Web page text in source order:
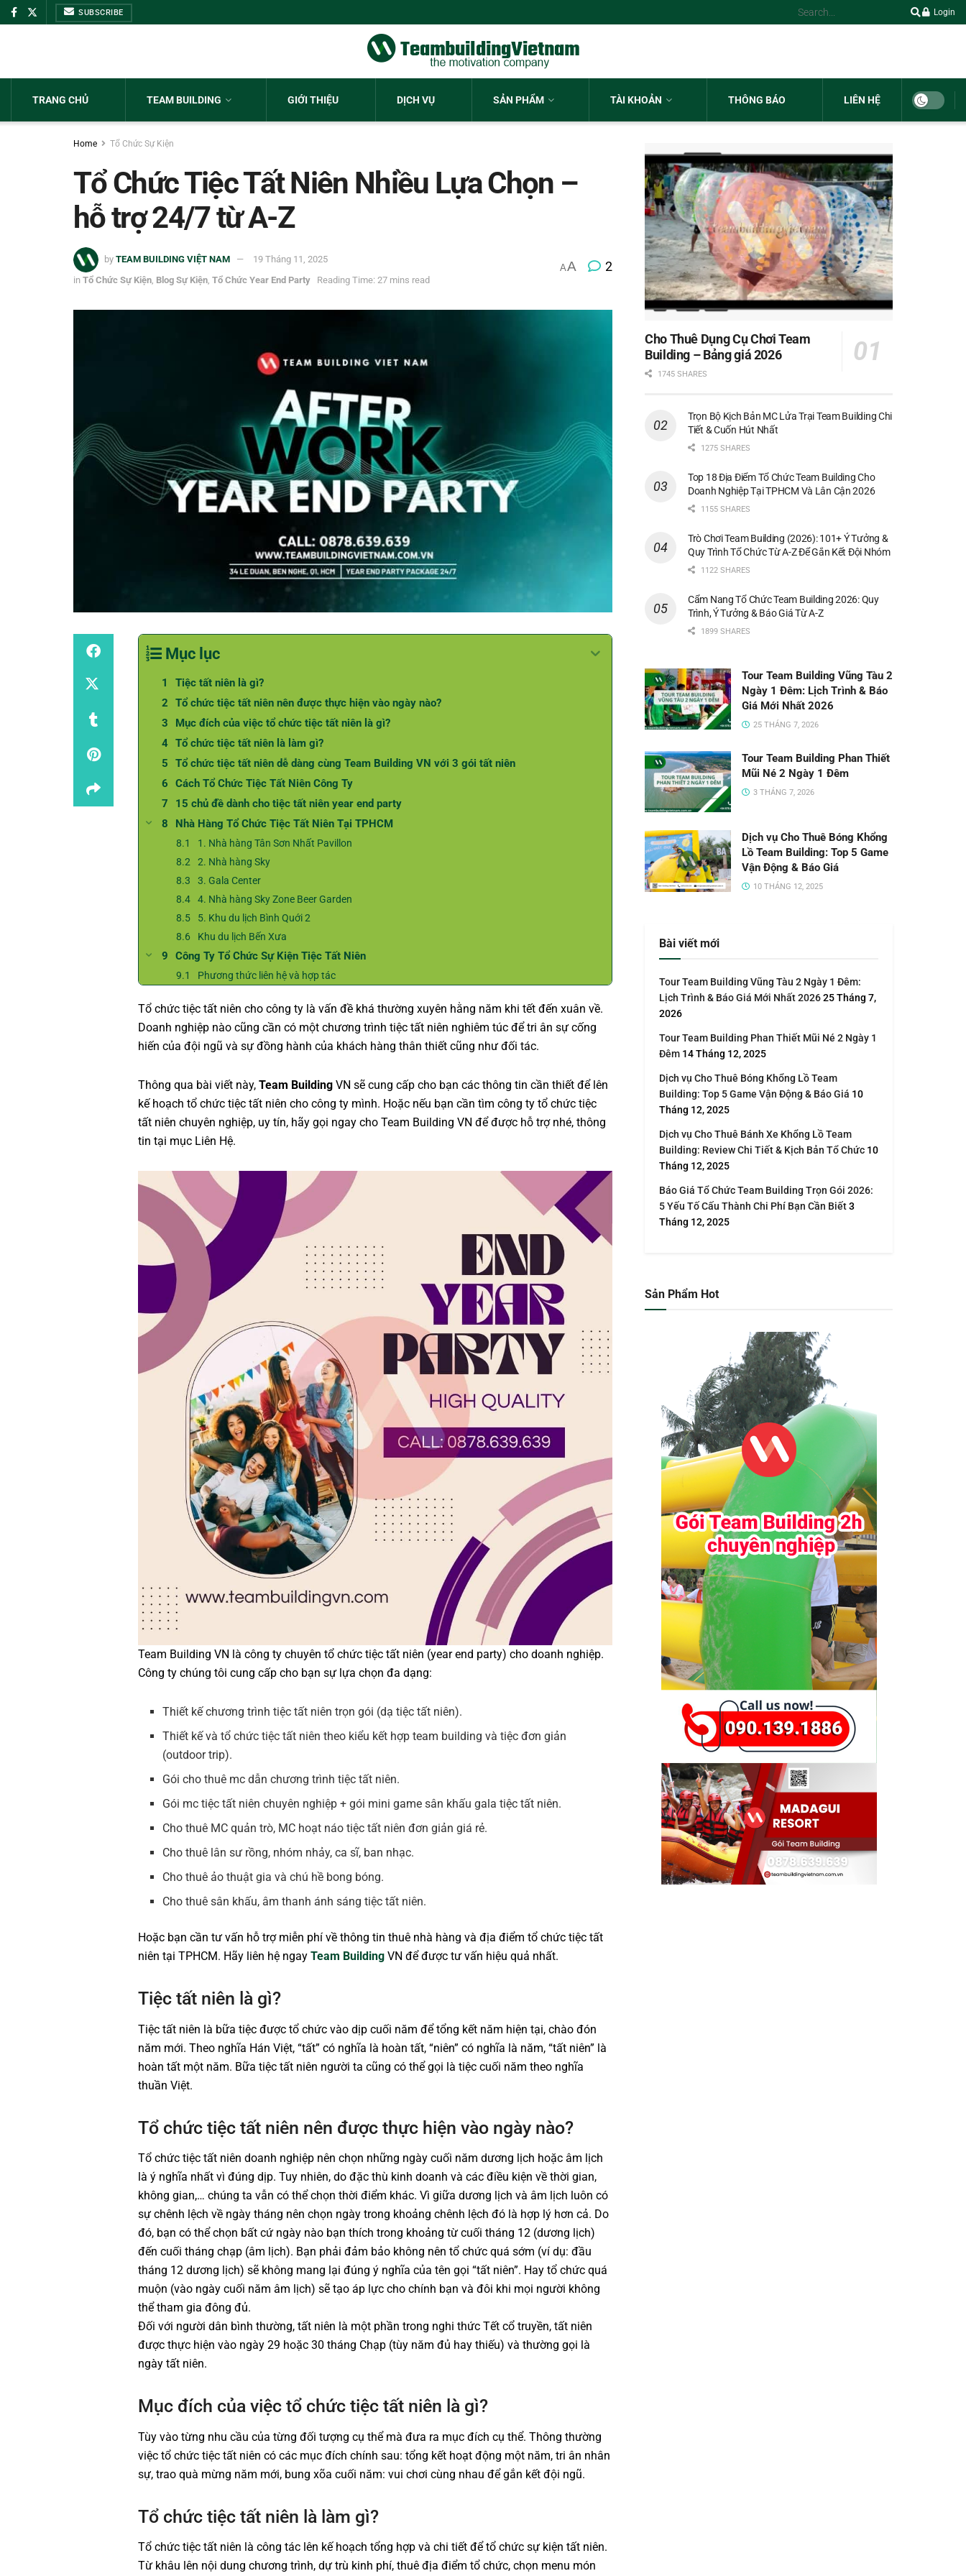
SUBSCRIBE Login
TRANG CHỦ TEAM BUILDING GIỚI THIỆU DỊCH VỤ SẢN PHẨM TÀI KHOẢN THÔNG BÁO LIÊN HỆ
Home Tổ Chức Sự Kiện
Tổ Chức Tiệc Tất Niên Nhiều Lựa Chọn –
hỗ trợ 24/7 từ A-Z
by TEAM BUILDING VIỆT NAM
19 Tháng 11, 2025
in Tổ Chức Sự Kiện Blog Sự Kiện Tổ Chức Year End Party Reading Time: 27 mins read
AA 2
Mục lục
Tiệc tất niên là gì?
Tổ chức tiệc tất niên nên được thực hiện vào ngày nào?
Mục đích của việc tổ chức tiệc tất niên là gì?
Tổ chức tiệc tất niên là làm gì?
Tổ chức tiệc tất niên dễ dàng cùng Team Building VN với 3 gói tất niên
Cách Tổ Chức Tiệc Tất Niên Công Ty
15 chủ đề dành cho tiệc tất niên year end party
Nhà Hàng Tổ Chức Tiệc Tất Niên Tại TPHCM
1. Nhà hàng Tân Sơn Nhất Pavillon
2. Nhà hàng Sky
3. Gala Center
4. Nhà hàng Sky Zone Beer Garden
5. Khu du lịch Bình Quới 2
Khu du lịch Bến Xưa
Công Ty Tổ Chức Sự Kiện Tiệc Tất Niên
Phương thức liên hệ và hợp tác
Tổ chức tiệc tất niên cho công ty là vấn đề khá thường xuyên hằng năm khi tết đến xuân về.
Doanh nghiệp nào cũng cần có một chương trình tiệc tất niên nghiêm túc để tri ân sự cống
hiến của đội ngũ và sự đồng hành của khách hàng thân thiết cũng như đối tác.
Thông qua bài viết này, Team Building VN sẽ cung cấp cho bạn các thông tin cần thiết để lên
kế hoạch tổ chức tiệc tất niên cho công ty mình. Hoặc nếu bạn cần tìm công ty tổ chức tiệc
tất niên chuyên nghiệp, uy tín, hãy gọi ngay cho Team Building VN để được hỗ trợ nhé, thông
tin tại mục Liên Hệ.
Team Building VN là công ty chuyên tổ chức tiệc tất niên (year end party) cho doanh nghiệp.
Công ty chúng tôi cung cấp cho bạn sự lựa chọn đa dạng:
Thiết kế chương trình tiệc tất niên trọn gói (dạ tiệc tất niên).
Thiết kế và tổ chức tiệc tất niên theo kiểu kết hợp team building và tiệc đơn giản
(outdoor trip).
Gói cho thuê mc dẫn chương trình tiệc tất niên.
Gói mc tiệc tất niên chuyên nghiệp + gói mini game sân khấu gala tiệc tất niên.
Cho thuê MC quản trò, MC hoạt náo tiệc tất niên đơn giản giá rẻ.
Cho thuê lân sư rồng, nhóm nhảy, ca sĩ, ban nhạc.
Cho thuê ảo thuật gia và chú hề bong bóng.
Cho thuê sân khấu, âm thanh ánh sáng tiệc tất niên.
Hoặc bạn cần tư vấn hỗ trợ miễn phí về thông tin thuê nhà hàng và địa điểm tổ chức tiệc tất
niên tại TPHCM. Hãy liên hệ ngay Team Building VN để được tư vấn hiệu quả nhất.
Tiệc tất niên là gì?
Tiệc tất niên là bữa tiệc được tổ chức vào dịp cuối năm để tổng kết năm hiện tại, chào đón
năm mới. Theo nghĩa Hán Việt, “tất” có nghĩa là hoàn tất, “niên” có nghĩa là năm, “tất niên” là
hoàn tất một năm. Bữa tiệc tất niên người ta cũng có thể gọi là tiệc cuối năm theo nghĩa
thuần Việt.
Tổ chức tiệc tất niên nên được thực hiện vào ngày nào?
Tổ chức tiệc tất niên doanh nghiệp nên chọn những ngày cuối năm dương lịch hoặc âm lịch
là ý nghĩa nhất vì đúng dịp. Tuy nhiên, do đặc thù kinh doanh và các điều kiện về thời gian,
không gian,… chúng ta vẫn có thể chọn thời điểm khác. Vì giữa dương lịch và âm lịch luôn có
sự chênh lệch về ngày tháng nên chọn ngày trong khoảng chênh lệch đó là hợp lý hơn cả. Do
đó, bạn có thể chọn bất cứ ngày nào bạn thích trong khoảng từ cuối tháng 12 (dương lịch)
đến cuối tháng chạp (âm lịch). Bạn phải đảm bảo không nên tổ chức quá sớm (ví dụ: đầu
tháng 12 dương lịch) sẽ không mang lại đúng ý nghĩa của tên gọi “tất niên”. Hay tổ chức quá
muộn (vào ngày cuối năm âm lịch) sẽ tạo áp lực cho chính bạn và đôi khi mọi người không
thể tham gia đông đủ.
Đối với người dân bình thường, tất niên là một phần trong nghi thức Tết cổ truyền, tất niên
được thực hiện vào ngày 29 hoặc 30 tháng Chạp (tùy năm đủ hay thiếu) và thường gọi là
ngày tất niên.
Mục đích của việc tổ chức tiệc tất niên là gì?
Tùy vào từng nhu cầu của từng đối tượng cụ thể mà đưa ra mục đích cụ thể. Thông thường
việc tổ chức tiệc tất niên có các mục đích chính sau: tổng kết hoạt động một năm, tri ân nhân
sự, trao quà mừng năm mới, bung xõa cuối năm: vui chơi cùng nhau để gắn kết đội ngũ.
Tổ chức tiệc tất niên là làm gì?
Tổ chức tiệc tất niên là công tác lên kế hoạch tổng hợp và chi tiết để tổ chức sự kiện tất niên.
Từ khâu lên nội dung chương trình, dự trù kinh phí, thuê địa điểm tổ chức, chọn menu món
Cho Thuê Dụng Cụ Chơi Team
Building – Bảng giá 2026
1745 SHARES
Trọn Bộ Kịch Bản MC Lửa Trại Team Building Chi
Tiết & Cuốn Hút Nhất
1275 SHARES
Top 18 Địa Điểm Tổ Chức Team Building Cho
Doanh Nghiệp Tại TPHCM Và Lân Cận 2026
1155 SHARES
Trò Chơi Team Building (2026): 101+ Ý Tưởng &
Quy Trình Tổ Chức Từ A-Z Để Gắn Kết Đội Nhóm
1122 SHARES
Cẩm Nang Tổ Chức Team Building 2026: Quy
Trình, Ý Tưởng & Báo Giá Từ A-Z
1899 SHARES
Tour Team Building Vũng Tàu 2
Ngày 1 Đêm: Lịch Trình & Báo
Giá Mới Nhất 2026
25 THÁNG 7, 2026
Tour Team Building Phan Thiết
Mũi Né 2 Ngày 1 Đêm
3 THÁNG 7, 2026
Dịch vụ Cho Thuê Bóng Khổng
Lồ Team Building: Top 5 Game
Vận Động & Báo Giá
10 THÁNG 12, 2025
Bài viết mới
Tour Team Building Vũng Tàu 2 Ngày 1 Đêm:
Lịch Trình & Báo Giá Mới Nhất 202625 Tháng 7,
2026
Tour Team Building Phan Thiết Mũi Né 2 Ngày 1
Đêm 14 Tháng 12, 2025
Dịch vụ Cho Thuê Bóng Khổng Lồ Team
Building: Top 5 Game Vận Động & Báo Giá 10
Tháng 12, 2025
Dịch vụ Cho Thuê Bánh Xe Khổng Lồ Team
Building: Review Chi Tiết & Kịch Bản Tổ Chức 10
Tháng 12, 2025
Báo Giá Tổ Chức Team Building Trọn Gói 2026:
5 Yếu Tố Cấu Thành Chi Phí Bạn Cần Biết3
Tháng 12, 2025
Sản Phẩm Hot